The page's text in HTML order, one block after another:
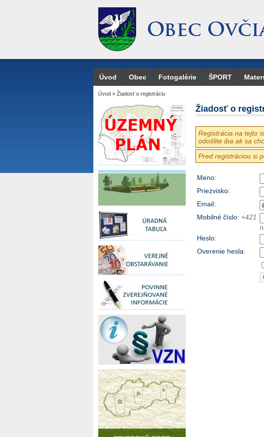
Úvod Obec Fotogalérie ŠPORT
Úvod » Žiadosť o registráciu
Žiadosť o
Registrácia na tejto
odošlite iba ak sa
Pred registráciou si
Meno:
Priezvisko:
Email:
Mobilné číslo: +421
Heslo:
Overenie hesla: